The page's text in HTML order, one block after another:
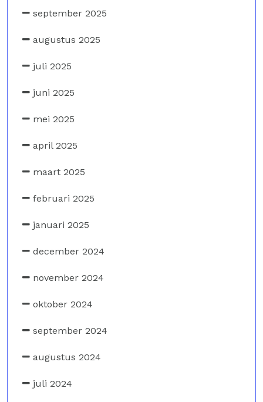
september 2025
augustus 2025
juli 2025
juni 2025
mei 2025
april 2025
maart 2025
februari 2025
januari 2025
december 2024
november 2024
oktober 2024
september 2024
augustus 2024
juli 2024